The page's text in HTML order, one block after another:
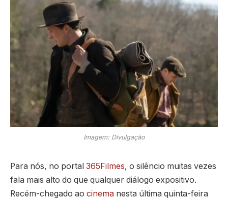
Imagem: Divulgação
Para nós, no portal 365Filmes, o silêncio muitas vezes
fala mais alto do que qualquer diálogo expositivo.
Recém-chegado ao cinema nesta última quinta-feira